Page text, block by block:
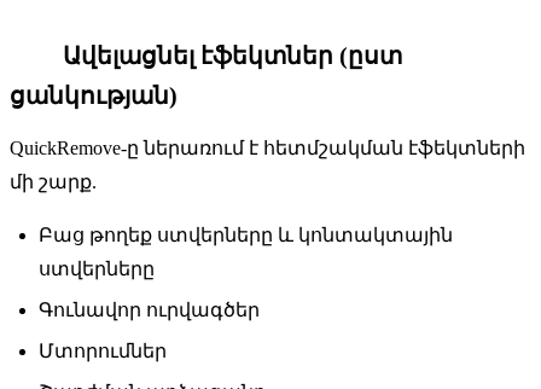
Ավելացնել էֆեկտներ (ըստ
ցանկության)
QuickRemove-ը ներառում է հետմշակման էֆեկտների
մի շարք.
Բաց թողեք ստվերները և կոնտակտային
ստվերները
Գունավոր ուրվագծեր
Մտորումներ